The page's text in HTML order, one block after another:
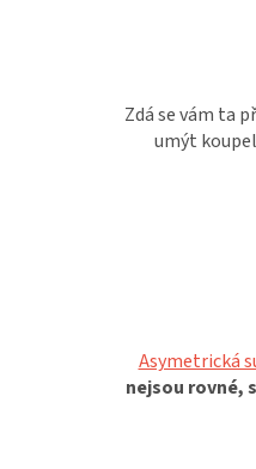
Zdá se vám ta
umýt
Asymetrická
nejsou rovné,